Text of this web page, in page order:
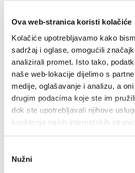
Ova web-stranica koristi kolačiće
Kolačiće upotrebljavamo kako
sadržaj i oglase, omogućili
analizirali promet. Isto tako,
naše web-lokacije dijelimo s
medije, oglašavanje i analizu, a
drugim podacima koje ste im
dok ste upotrebljavali njihove
korištenja naših internetskih
pristanka
Nužni
Lapotić
Kaštel Kambelovac
Baletna škola-